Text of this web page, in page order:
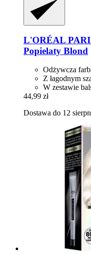
L'ORÉAL
Popielaty Blond
Odżywcza
Z łagodnym
W zestawie
44,99 zł
Dostawa do 12